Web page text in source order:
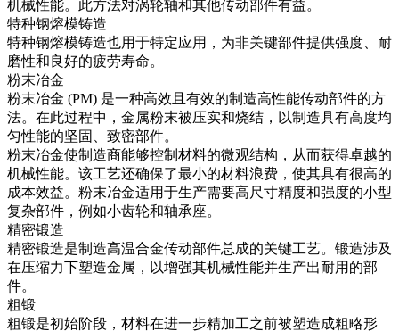
机械性能。此方法对涡轮轴和其他传动部件有益。
特种钢熔模铸造
特种钢熔模铸造也用于特定应用，为非关键部件提供强度、耐
磨性和良好的疲劳寿命。
粉末冶金
粉末冶金 (PM) 是一种高效且有效的制造高性能传动部件的方
法。在此过程中，金属粉末被压实和烧结，以制造具有高度均
匀性能的坚固、致密部件。
粉末冶金使制造商能够控制材料的微观结构，从而获得卓越的
机械性能。该工艺还确保了最小的材料浪费，使其具有很高的
成本效益。粉末冶金适用于生产需要高尺寸精度和强度的小型
复杂部件，例如小齿轮和轴承座。
精密锻造
精密锻造是制造高温合金传动部件总成的关键工艺。锻造涉及
在压缩力下塑造金属，以增强其机械性能并生产出耐用的部
件。
粗锻
粗锻是初始阶段，材料在进一步精加工之前被塑造成粗略形